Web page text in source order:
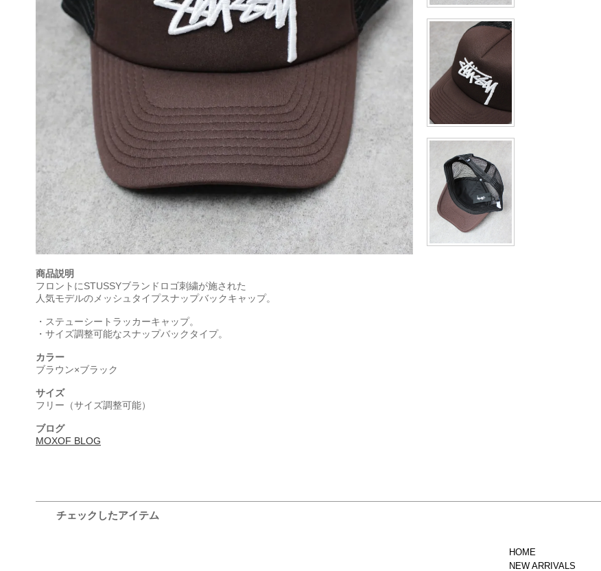
商品説明
フロントにSTUSSYブランドロゴ刺繍が施された
人気モデルのメッシュタイプスナップバックキャップ。
・ステューシートラッカーキャップ。
・サイズ調整可能なスナップバックタイプ。
カラー
ブラウン×ブラック
サイズ
フリー（サイズ調整可能）
ブログ
MOXOF BLOG
チェックしたアイテム
HOME
NEW ARRIVALS